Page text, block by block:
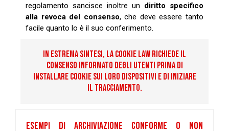
regolamento sancisce inoltre un diritto specifico
alla revoca del consenso, che deve essere tanto
facile quanto lo è il suo conferimento.
IN ESTREMA SINTESI, LA COOKIE LAW RICHIEDE IL
CONSENSO INFORMATO DEGLI UTENTI PRIMA DI
INSTALLARE COOKIE SUI LORO DISPOSITIVI E DI INIZIARE
IL TRACCIAMENTO.
ESEMPI DI ARCHIVIAZIONE CONFORME O NON